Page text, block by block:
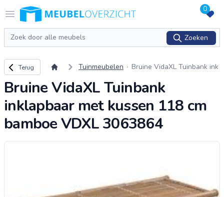
Open menu
Logo Meubeloverzicht.nl 0
Zoeken
Zoeken
Terug naar overzicht
Terug Tuinmeubelen
Bruine VidaXL Tuinbank ink
bamboe VDXL 3063864
Bruine VidaXL Tuinbank
inklapbaar met kussen 118 cm
bamboe VDXL 3063864